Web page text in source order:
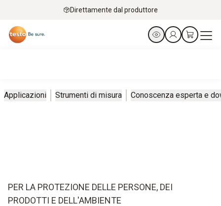
Direttamente dal produttore
Applicazioni Strumenti di misura Conoscenza esperta e
PER LA PROTEZIONE DELLE PERSONE, DEI
PRODOTTI E DELL'AMBIENTE